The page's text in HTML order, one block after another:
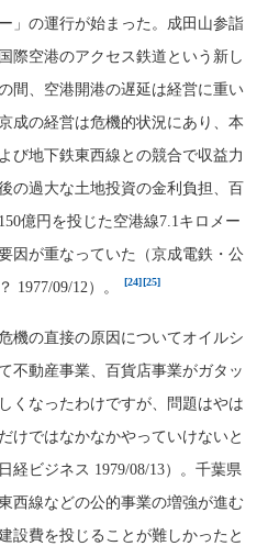
」の運行が始まった。成田山参詣
際空港のアクセス鉄道という新し
間、空港開港の遅延は経営に重い
成の経営は危機的状況にあり、本
び地下鉄東西線との競合で収益力
の過大な土地投資の金利負担、百
億円を投じた空港線7.1キロメー
因が重なっていた（京成電鉄・公
1977/09/12）。
[24][25]
機の直接の原因についてオイルシ
不動産事業、百貨店事業がガタッ
くなったわけですが、問題はやは
けではなかなかやっていけないと
経ビジネス 1979/08/13）。千葉県
西線などの公的事業の増強が進む
設費を投じることが難しかったと